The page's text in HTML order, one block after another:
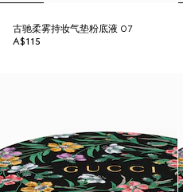
古驰柔雾持妆气垫粉底液 07
A$115